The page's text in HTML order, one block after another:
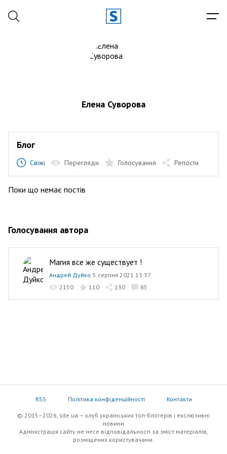
Елена Суворова
Блог
Свіжі Перегляди Голосування Репости
Поки що немає постів
Голосування автора
Магия все же существует !
Андрей Дуйко 5 серпня 2021 13:37
2150
110 130 85
RSS Політика конфіденційності Контакти
© 2015–2026, site.ua — клуб українських топ-блогерів i екслюзивнi
новини
Адміністрація сайту не несе відповідальності за зміст матеріалів,
розміщених користувачами.